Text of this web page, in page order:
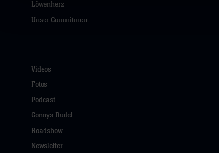
Löwenherz
Unser Commitment
Videos
Fotos
Podcast
Connys Rudel
Roadshow
Newsletter